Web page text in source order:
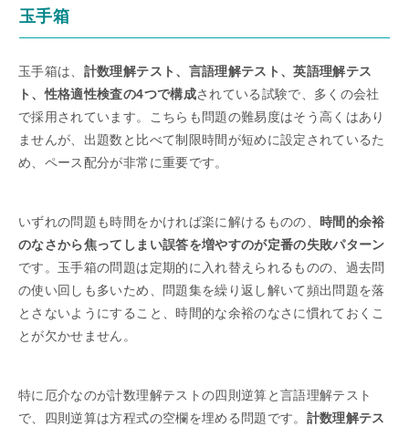
玉手箱
玉手箱は、 計数理解テスト、言語理解テスト、英語理解テス
ト、性格適性検査の4つで構成されている試験で、多くの会社
で採用されています。こちらも問題の難易度はそう高くはあり
ませんが、出題数と比べて制限時間が短めに設定されているた
め、ペース配分が非常に重要です。
いずれの問題も時間をかければ楽に解けるものの、 時間的余裕
のなさから焦ってしまい誤答を増やすのが定番の失敗パターン
です。玉手箱の問題は定期的に入れ替えられるものの、過去問
の使い回しも多いため、問題集を繰り返し解いて頻出問題を落
とさないようにすること、時間的な余裕のなさに慣れておくこ
とが欠かせません。
特に厄介なのが計数理解テストの四則逆算と言語理解テスト
で、四則逆算は方程式の空欄を埋める問題です。 計数理解テス